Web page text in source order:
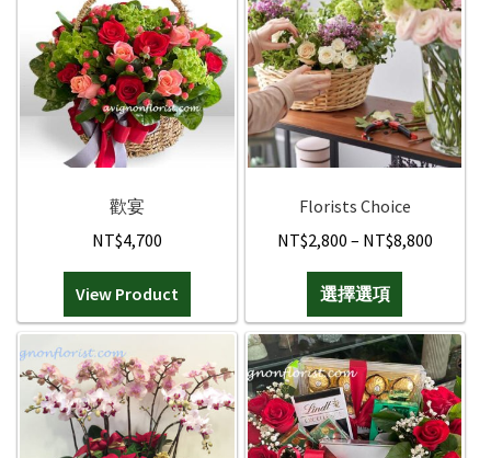
歡宴
NT$4,700
View Product
Florists Choice
NT$2,800 – NT$8,800Price
選擇選項
品
有
多
種
款